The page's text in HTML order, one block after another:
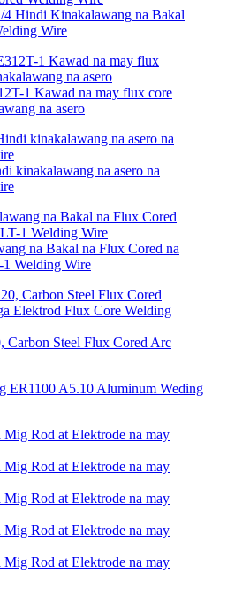
Hindi Kinakalawang na Bakal
Wire
1 Kawad na may flux core
na asero
kinakalawang na asero na
na Bakal na Flux Cored na
Welding Wire
Carbon Steel Flux Cored Arc